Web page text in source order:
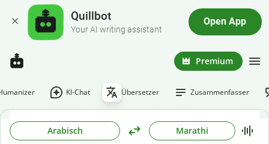
Quillbot
Your AI writing assistant
Open App
Premium
KI-Chat Übersetzer Zusammenfasser
Arabisch Marathi